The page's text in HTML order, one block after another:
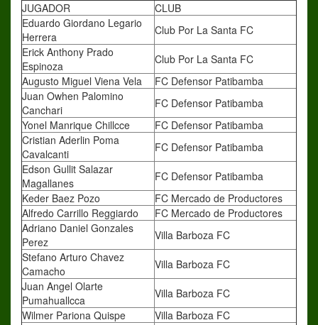
JUGADOR
CLUB
Eduardo Giordano Legario
Herrera
Club Por La Santa FC
Erick Anthony Prado
Espinoza
Club Por La Santa FC
Augusto Miguel Viena Vela
FC Defensor Patibamba
Juan Owhen Palomino
Canchari
FC Defensor Patibamba
Yonel Manrique Chillcce
FC Defensor Patibamba
Cristian Aderlin Poma
Cavalcanti
FC Defensor Patibamba
Edson Gullit Salazar
Magallanes
FC Defensor Patibamba
Keder Baez Pozo
FC Mercado de Productores
Alfredo Carrillo Reggiardo
FC Mercado de Productores
Adriano Daniel Gonzales
Perez
Villa Barboza FC
Stefano Arturo Chavez
Camacho
Villa Barboza FC
Juan Angel Olarte
Pumahuallcca
Villa Barboza FC
Wilmer Pariona Quispe
Villa Barboza FC